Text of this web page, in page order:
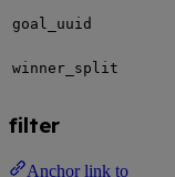
goal_uuid
winner_split
filter
Anchor link to